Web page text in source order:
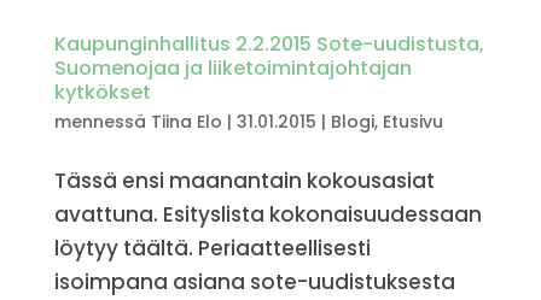
Kaupunginhallitus 2.2.2015 Sote-uudistusta,
Suomenojaa ja liiketoimintajohtajan
kytkökset
mennessä Tiina Elo | 31.01.2015 | Blogi, Etusivu
Tässä ensi maanantain kokousasiat
avattuna. Esityslista kokonaisuudessaan
löytyy täältä. Periaatteellisesti
isoimpana asiana sote-uudistuksesta